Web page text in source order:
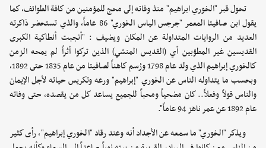
تحول قبر "الخوري ابراهيم" منذ وفاته إلى محج للمؤمنين من كافة الطوائف، كما
يقول ابن صافيتا المعمر "جرجس الياس الخوري" 86 عاماً, والذي تستحضر ذاكرته
العديد من الروايات المتداولة عن المكان ويضيف : "أنجبت أنطاكية الكبرى
القديسين غير المطوّبين أي (القديس المنسّي) الذين تركوا أثراً لم يمحه الزمن
كالخوري إبراهيم الذي ولد عام 1798 ورُسم كاهناً لصافيتا من عام 1835 حتى 1892،
وبحسب ما يتداوله الناس عن الخوري "إبراهيم" ورعه وتكريس حياته لأجل الإيمان
والناس قولاً وفعلاً.. كان مضحياً ومحباً للجميع يساعد كل من يقصده، حتى وفاته
عام 1892 عن عمر ناهز 94 عاماً".
ويذكر "الخوري" ما سمعه عن الأجداد أنه وعند رقاد "الخوري إبراهيم"، رأى كثير